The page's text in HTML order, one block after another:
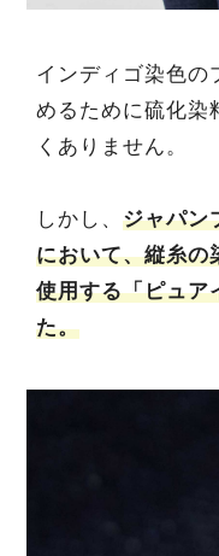
インディゴ染色の
めるために硫化染
くありません。
しかし、 ジャパン
において、縦糸の
使用する「ピュア
た。